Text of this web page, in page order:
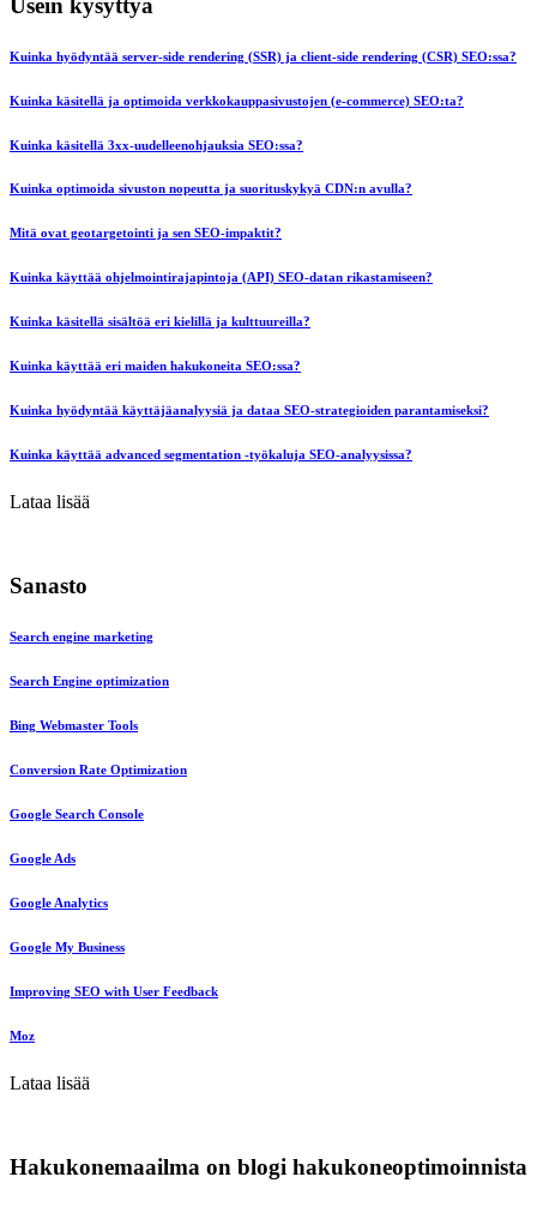
Kuinka hyödyntää server-side rendering (SSR) ja client-side rendering (CSR) SEO:ssa?
Kuinka käsitellä ja optimoida verkkokauppasivustojen (e-commerce) SEO:ta?
Kuinka käsitellä 3xx-uudelleenohjauksia SEO:ssa?
Kuinka optimoida sivuston nopeutta ja suorituskykyä CDN:n avulla?
Mitä ovat geotargetointi ja sen SEO-impaktit?
Kuinka käyttää ohjelmointirajapintoja (API) SEO-datan rikastamiseen?
Kuinka käsitellä sisältöä eri kielillä ja kulttuureilla?
Kuinka käyttää eri maiden hakukoneita SEO:ssa?
Kuinka hyödyntää käyttäjäanalyysiä ja dataa SEO-strategioiden parantamiseksi?
Kuinka käyttää advanced segmentation -työkaluja SEO-analyysissa?
Lataa lisää
Sanasto
Search engine marketing
Search Engine optimization
Bing Webmaster Tools
Conversion Rate Optimization
Google Search Console
Google Ads
Google Analytics
Google My Business
Improving SEO with User Feedback
Moz
Lataa lisää
Hakukonemaailma on blogi hakukoneoptimoinnista